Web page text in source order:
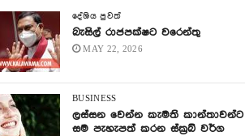
දේශිය පුවත්
බැසිල් රාජපක්ෂට වරෙන්තු
MAY 22, 2026
BUSINESS
ලස්සන වෙන්න කැමති කාන්තාවන්ට
සම පැහැපත් කරන ස්ක්‍රබ් වර්ග